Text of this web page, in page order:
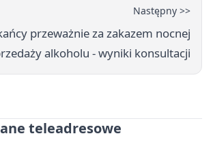
Następny >>
przeważnie za zakazem nocnej
alkoholu - wyniki konsultacji
teleadresowe